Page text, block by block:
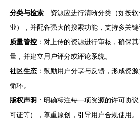
分类与检索 ：资源应进行清晰分类（如按
业），并配备强大的搜索功能，支持多关键
质量管控 ：对上传的资源进行审核，确保
量，并建立用户评分或评论系统。
社区生态 ：鼓励用户分享与反馈，形成资
循环。
版权声明 ：明确标注每一项资源的许可协
可证等），尊重原创，引导用户合规使用。